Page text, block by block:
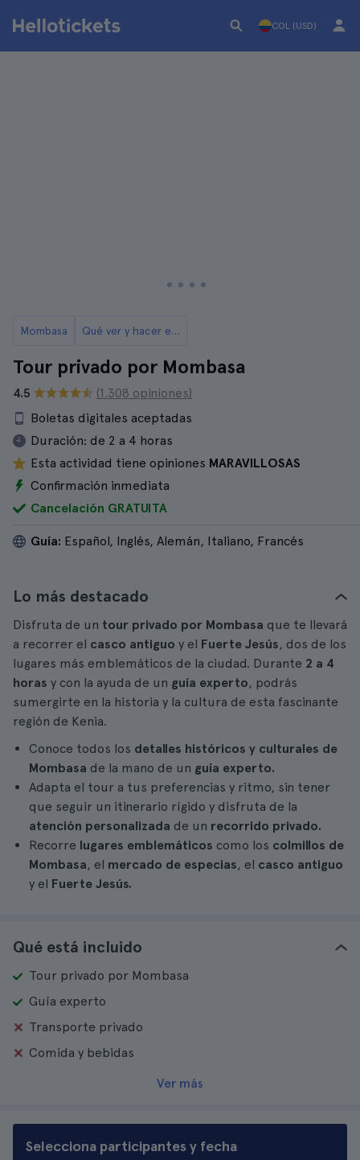
COL (USD)
Mombasa Qué ver y hacer en Mombasa
Tour privado por Mombasa
4.5
(1.308 opiniones)
Boletas digitales aceptadas
Duración: de 2 a 4 horas
Esta actividad tiene opiniones MARAVILLOSAS
Confirmación inmediata
Cancelación GRATUITA
Guía: Español, Inglés, Alemán, Italiano, Francés
Lo más destacado
Disfruta de un tour privado por Mombasa que te llevará
a recorrer el casco antiguo y el Fuerte Jesús, dos de los
lugares más emblemáticos de la ciudad. Durante 2 a 4
horas y con la ayuda de un guía experto, podrás
sumergirte en la historia y la cultura de esta fascinante
región de Kenia.
Conoce todos los detalles históricos y culturales de
Mombasa de la mano de un guía experto.
Adapta el tour a tus preferencias y ritmo, sin tener
que seguir un itinerario rígido y disfruta de la
atención personalizada de un recorrido privado.
Recorre lugares emblemáticos como los colmillos de
Mombasa, el mercado de especias, el casco antiguo
y el Fuerte Jesús.
Qué está incluido
Tour privado por Mombasa
Guía experto
Transporte privado
Comida y bebidas
Ver más
Selecciona participantes y fecha